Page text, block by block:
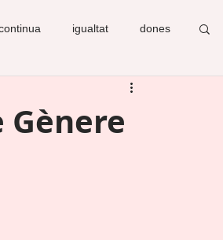
igualtat dones
Gènere